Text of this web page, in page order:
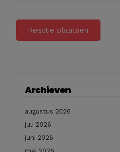
Archieven
augustus 2026
juli 2026
juni 2026